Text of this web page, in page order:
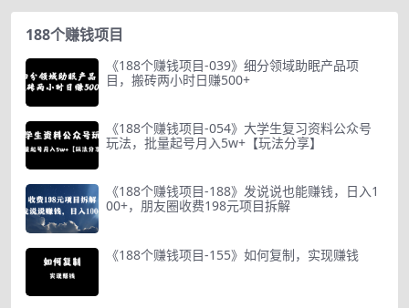
188个赚钱项目
《188个赚钱项目-039》细分领域助眠产品项
目，搬砖两小时日赚500+
《188个赚钱项目-054》大学生复习资料公众号
玩法，批量起号月入5w+【玩法分享】
《188个赚钱项目-188》发说说也能赚钱，日入1
00+，朋友圈收费198元项目拆解
《188个赚钱项目-155》如何复制，实现赚钱